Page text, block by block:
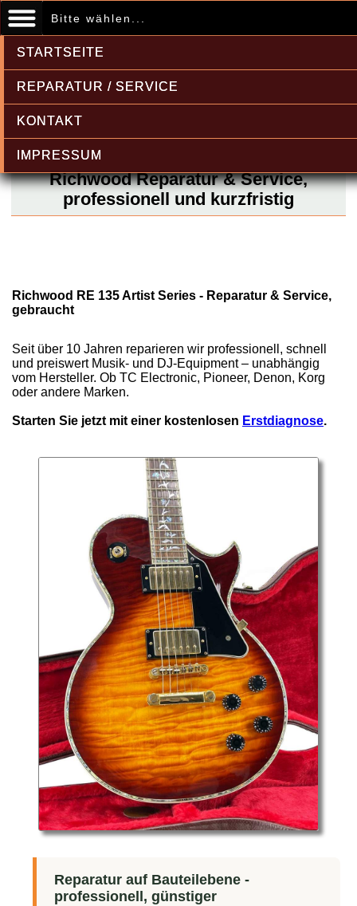
Bitte wählen...
STARTSEITE
REPARATUR / SERVICE
KONTAKT
IMPRESSUM
Richwood Reparatur & Service,
professionell und kurzfristig
Richwood RE 135 Artist Series - Reparatur & Service,
gebraucht
Seit über 10 Jahren reparieren wir professionell, schnell
und preiswert Musik- und DJ-Equipment – unabhängig
vom Hersteller. Ob TC Electronic, Pioneer, Denon, Korg
oder andere Marken.
Starten Sie jetzt mit einer kostenlosen Erstdiagnose.
Reparatur auf Bauteilebene -
professionell, günstiger